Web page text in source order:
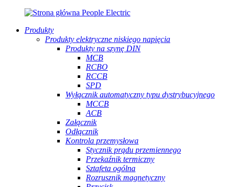
Produkty
Produkty elektryczne niskiego napięcia
Produkty na szynę DIN
MCB
RCBO
RCCB
SPD
Wyłącznik automatyczny typu dystrybucyjnego
MCCB
ACB
Załącznik
Odłącznik
Kontrola przemysłowa
Stycznik prądu przemiennego
Przekaźnik termiczny
Sztafeta ogólna
Rozrusznik magnetyczny